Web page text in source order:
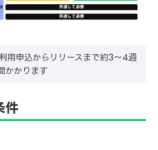
用申込からリリースまで約3～4週
かかります
件